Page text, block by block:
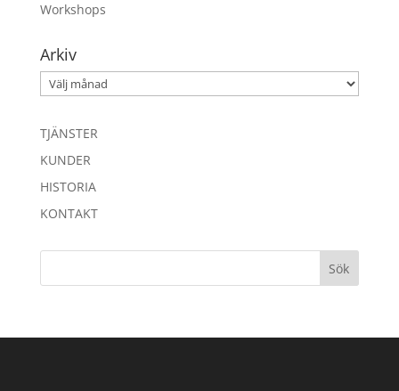
Workshops
Arkiv
Arkiv
TJÄNSTER
KUNDER
HISTORIA
KONTAKT